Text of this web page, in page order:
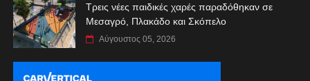
Τρεις νέες παιδικές χαρές παραδόθηκαν σε
Μεσαγρό, Πλακάδο και Σκόπελο
Αύγουστος 05, 2026